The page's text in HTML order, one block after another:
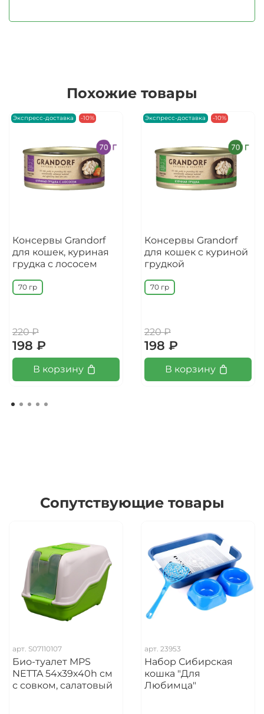
Похожие товары
Экспресс-доставка -10%
Консервы Grandorf
для кошек, куриная
грудка с лососем
70 гр
220 ₽
198 ₽
В корзину
Экспресс-доставка -10%
Консервы Grandorf
для кошек с куриной
грудкой
70 гр
220 ₽
198 ₽
В корзину
Сопутствующие товары
арт. S07110107
Био-туалет MPS
NETTA 54х39х40h см
с совком, салатовый
арт. 23953
Набор Сибирская
кошка "Для
Любимца"